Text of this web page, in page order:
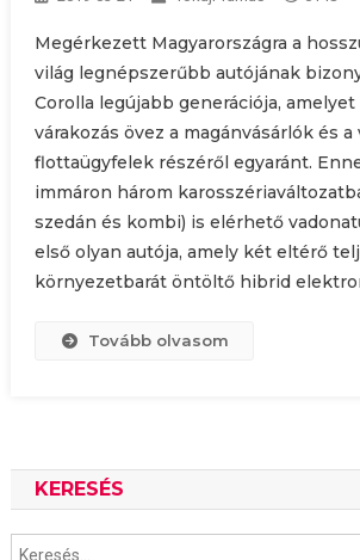
Megérkezett Magyarországra a
világ legnépszerűbb autójának
Corolla legújabb generációja, amelyet
várakozás övez a magánvásárlók és a
flottaügyfelek részéről egyaránt.
immáron három
szedán és kombi) is elérhető
első olyan autója, amely két eltérő
környezetbarát öntöltő hibrid
Tovább olvasom
KERESÉS